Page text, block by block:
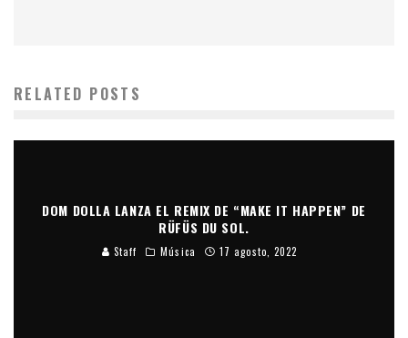
RELATED POSTS
DOM DOLLA LANZA EL REMIX DE “MAKE IT HAPPEN” DE
RÜFÜS DU SOL.
Staff Música 17 agosto, 2022